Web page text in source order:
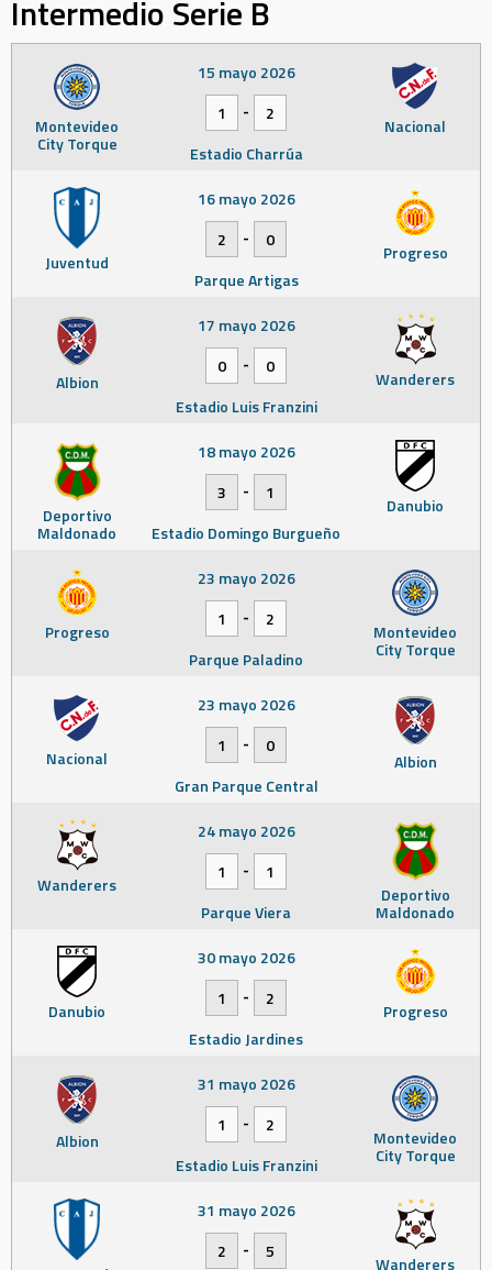
Intermedio Serie B
Montevideo
City Torque
Nacional
15 mayo 2026
1
-
2
Estadio Charrúa
Juventud Progreso
16 mayo 2026
2
-
0
Parque Artigas
Albion Wanderers
17 mayo 2026
0
-
0
Estadio Luis Franzini
Deportivo
Maldonado
Danubio
18 mayo 2026
3
-
1
Estadio Domingo Burgueño
Progreso Montevideo
City Torque
23 mayo 2026
1
-
2
Parque Paladino
Nacional Albion
23 mayo 2026
1
-
0
Gran Parque Central
Wanderers Deportivo
Maldonado
24 mayo 2026
1
-
1
Parque Viera
Danubio Progreso
30 mayo 2026
1
-
2
Estadio Jardines
Albion Montevideo
City Torque
31 mayo 2026
1
-
2
Estadio Luis Franzini
Wanderers
31 mayo 2026
2
-
5